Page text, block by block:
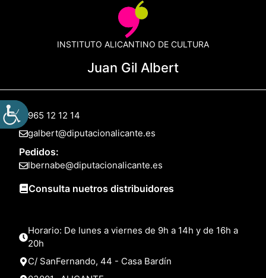
INSTITUTO ALICANTINO DE CULTURA
Juan Gil Albert
965 12 12 14
galbert@diputacionalicante.es
Pedidos:
lbernabe@diputacionalicante.es
Consulta nuetros distribuidores
Horario: De lunes a viernes de 9h a 14h y de 16h a
20h
C/ SanFernando, 44 - Casa Bardín